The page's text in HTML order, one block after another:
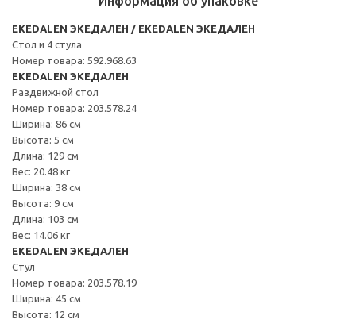
EKEDALEN ЭКЕДАЛЕН / EKEDALEN ЭКЕДАЛЕН
Стол и 4 стула
Номер товара: 592.968.63
EKEDALEN ЭКЕДАЛЕН
Раздвижной стол
Номер товара: 203.578.24
Ширина: 86 см
Высота: 5 см
Длина: 129 см
Вес: 20.48 кг
Ширина: 38 см
Высота: 9 см
Длина: 103 см
Вес: 14.06 кг
EKEDALEN ЭКЕДАЛЕН
Стул
Номер товара: 203.578.19
Ширина: 45 см
Высота: 12 см